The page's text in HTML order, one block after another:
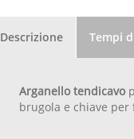
Descrizione Tempi
Arganello tendicavo
brugola e chiave